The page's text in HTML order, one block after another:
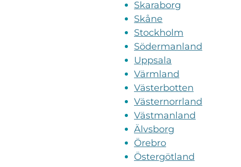
Skaraborg
Skåne
Stockholm
Södermanland
Uppsala
Värmland
Västerbotten
Västernorrland
Västmanland
Älvsborg
Örebro
Östergötland